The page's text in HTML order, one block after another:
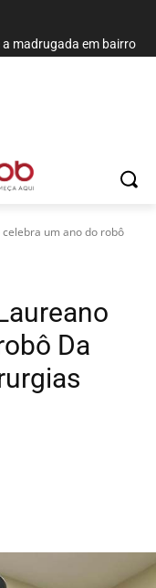
madrugada em bairro
e está fora da Copa do
um ano do robô
Da